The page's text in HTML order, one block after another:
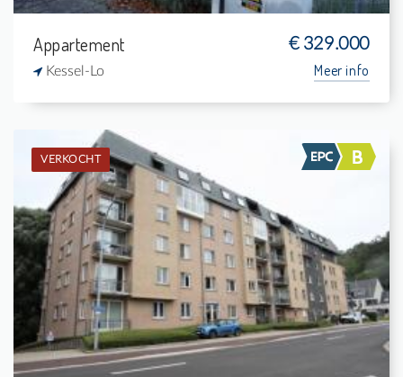
Appartement € 329.000
Kessel-Lo Meer info
VERKOCHT
Verkocht: Duplex
2
-
1
80 m²